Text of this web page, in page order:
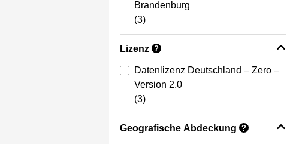
Brandenburg
(3)
Lizenz ?
Datenlizenz Deutschland – Zero –
Version 2.0
(3)
Geografische Abdeckung ?